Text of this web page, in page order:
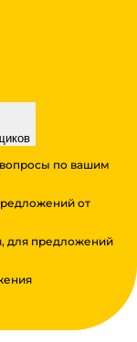
по вашим
от
для предложений